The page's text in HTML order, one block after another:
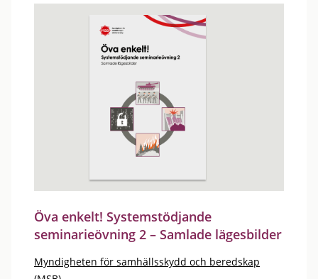
Öva enkelt! Systemstödjande
seminarieövning 2 – Samlade lägesbilder
Myndigheten för samhällsskydd och beredskap